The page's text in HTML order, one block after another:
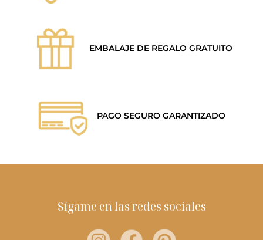
EMBALAJE DE REGALO GRATUITO
PAGO SEGURO GARANTIZADO
Sígame en las redes sociales